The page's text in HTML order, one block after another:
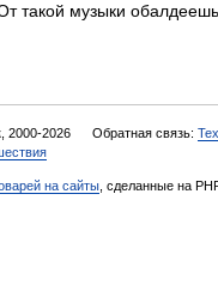
такой музыки
2000-2026 Обратная связь:
на сайты , сделанные на